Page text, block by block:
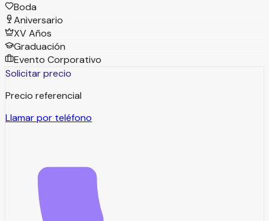
Boda
Aniversario
XV Años
Graduación
Evento Corporativo
Solicitar precio
Precio referencial
Llamar por teléfono